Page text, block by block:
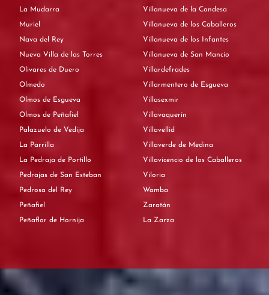
La Mudarra
Muriel
Nava del Rey
Nueva Villa de las Torres
Olivares de Duero
Olmedo
Olmos de Esgueva
Olmos de Peñafiel
Palazuelo de Vedija
La Parrilla
La Pedraja de Portillo
Pedrajas de San Esteban
Pedrosa del Rey
Peñafiel
Peñaflor de Hornija
Villanueva de la Condesa
Villanueva de los Caballeros
Villanueva de los Infantes
Villanueva de San Mancio
Villardefrades
Villarmentero de Esgueva
Villasexmir
Villavaquerín
Villavellid
Villaverde de Medina
Villavicencio de los Caballeros
Viloria
Wamba
Zaratán
La Zarza